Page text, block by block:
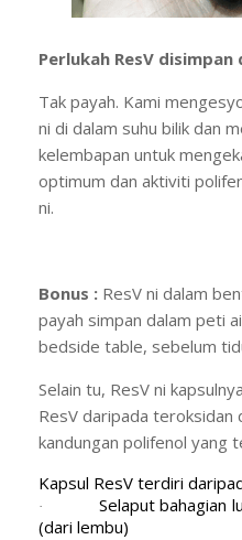
Perlukah ResV
Tak payah. Kami
ni di dalam suhu bilik dan
kelembapan untuk
optimum dan aktiviti
ni.
Bonus : ResV ni dalam
payah simpan dalam peti
bedside table, sebelum
Selain tu, ResV ni
ResV daripada teroksidan
kandungan polifenol yang
Kapsul ResV terdiri
·
Selaput bahagian
(dari lembu)